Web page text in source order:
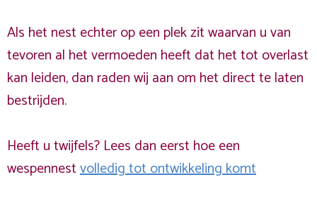
Als het nest echter op een plek zit waarvan u van
tevoren al het vermoeden heeft dat het tot overlast
kan leiden, dan raden wij aan om het direct te laten
bestrijden.
Heeft u twijfels? Lees dan eerst hoe een
wespennestvolledig tot ontwikkeling komt